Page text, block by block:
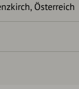
Österreich